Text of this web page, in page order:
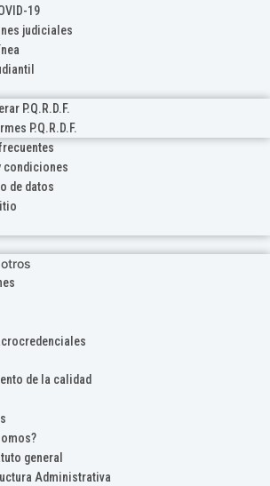
19
judiciales
P.Q.R.D.F.
P.Q.R.D.F.
condiciones
de datos
de la calidad
general
Administrativa